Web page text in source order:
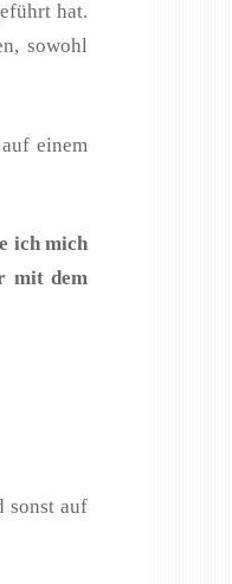
hat.
sowohl
einem
ich mich
mit dem
sonst auf